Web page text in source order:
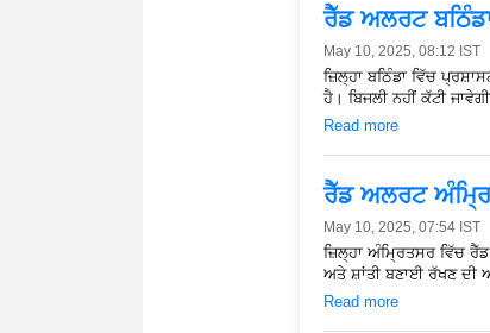
ਰੈੱਡ ਅਲਰਟ
May 10, 2025, 08:12 IST
ਜ਼ਿਲ੍ਹਾ ਬਠਿੰਡਾ ਵਿੱਚ
ਹੈ। ਬਿਜਲੀ ਨਹੀਂ ਕੱਟੀ
Read more
ਰੈੱਡ ਅਲਰਟ
May 10, 2025, 07:54 IST
ਜ਼ਿਲ੍ਹਾ ਅੰਮ੍ਰਿਤਸਰ ਵਿੱਚ
ਅਤੇ ਸ਼ਾਂਤੀ ਬਣਾਈ ਰੱਖਣ ਦੀ
Read more